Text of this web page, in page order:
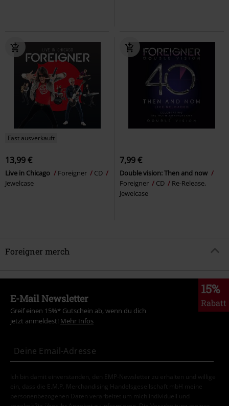
Fast ausverkauft
13,99 €
Live in Chicago Foreigner
CD
Jewelcase
7,99 €
Double vision: Then and now
Foreigner
CD
Re-Release,
Jewelcase
Foreigner merch
15%
Rabatt
E-Mail Newsletter
Greif einen 15%* Gutschein ab, wenn du dich
jetzt anmeldest! Mehr Infos
Ich bin damit einverstanden, den EMP-Newsletter zu erhalten und willige
ein, dass die E.M.P. Merchandising Handelsgesellschaft mbH meine
personenbezogenen Daten verarbeitet um mich individuell und